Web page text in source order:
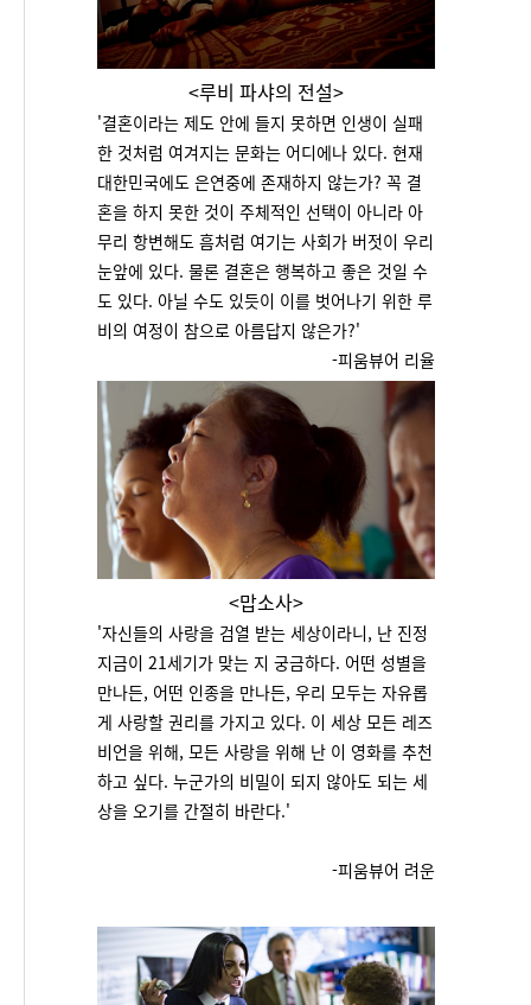
<루비 파샤의 전설>
'결혼이라는 제도 안에 들지 못하면 인생이 실패
한 것처럼 여겨지는 문화는 어디에나 있다. 현재
대한민국에도 은연중에 존재하지 않는가? 꼭 결
혼을 하지 못한 것이 주체적인 선택이 아니라 아
무리 항변해도 흠처럼 여기는 사회가 버젓이 우리
눈앞에 있다. 물론 결혼은 행복하고 좋은 것일 수
도 있다. 아닐 수도 있듯이 이를 벗어나기 위한 루
비의 여정이 참으로 아름답지 않은가?'
-피움뷰어 리율
<맙소사>
'자신들의 사랑을 검열 받는 세상이라니, 난 진정
지금이 21세기가 맞는 지 궁금하다. 어떤 성별을
만나든, 어떤 인종을 만나든, 우리 모두는 자유롭
게 사랑할 권리를 가지고 있다. 이 세상 모든 레즈
비언을 위해, 모든 사랑을 위해 난 이 영화를 추천
하고 싶다. 누군가의 비밀이 되지 않아도 되는 세
상을 오기를 간절히 바란다.'
-피움뷰어 려운